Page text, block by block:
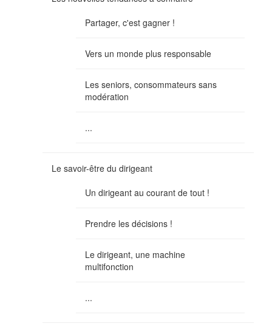
Partager, c'est gagner !
Vers un monde plus responsable
Les seniors, consommateurs sans
modération
...
Le savoir-être du dirigeant
Un dirigeant au courant de tout !
Prendre les décisions !
Le dirigeant, une machine
multifonction
...